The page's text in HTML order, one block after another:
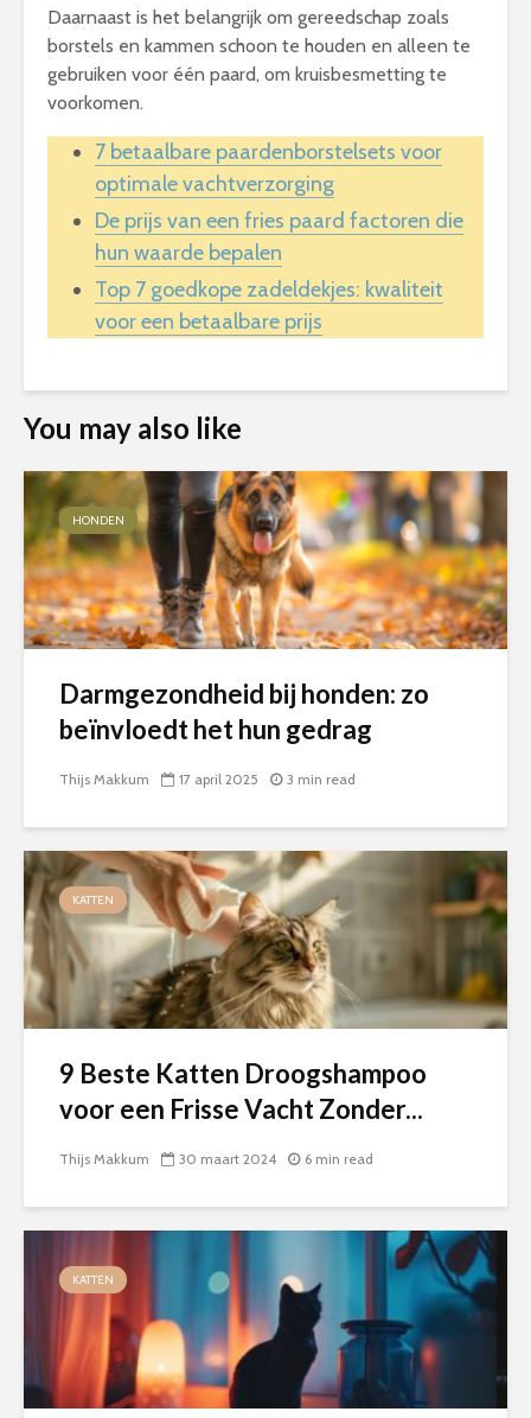
Daarnaast is het belangrijk om gereedschap zoals
borstels en kammen schoon te houden en alleen te
gebruiken voor één paard, om kruisbesmetting te
voorkomen.
7 betaalbare paardenborstelsets voor
optimale vachtverzorging
De prijs van een fries paard factoren die
hun waarde bepalen
Top 7 goedkope zadeldekjes: kwaliteit
voor een betaalbare prijs
You may also like
HONDEN
Darmgezondheid bij honden: zo
beïnvloedt het hun gedrag
Thijs Makkum 17 april 2025 3 min read
KATTEN
9 Beste Katten Droogshampoo
voor een Frisse Vacht Zonder...
Thijs Makkum 30 maart 2024 6 min read
KATTEN